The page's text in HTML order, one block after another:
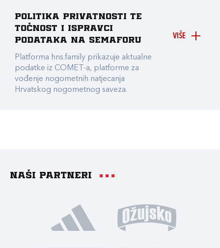
VIŠE
Politika privatnosti te
točnost i ispravci
podataka na Semaforu
Platforma hns.family prikazuje aktualne
podatke iz COMET-a, platforme za
vođenje nogometnih natjecanja
Hrvatskog nogometnog saveza.
Naši partneri